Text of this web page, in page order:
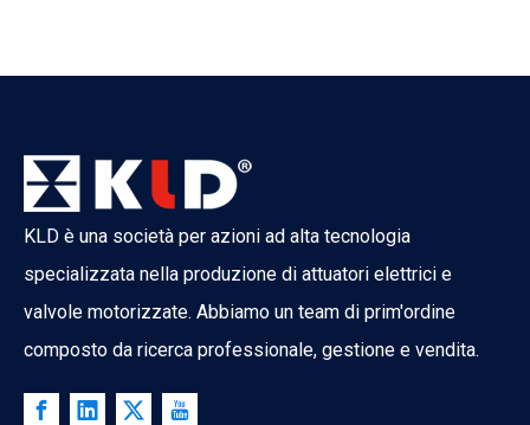
KLD è una società per azioni ad alta tecnologia
specializzata nella produzione di attuatori elettrici e
valvole motorizzate. Abbiamo un team di prim'ordine
composto da ricerca professionale, gestione e vendita.